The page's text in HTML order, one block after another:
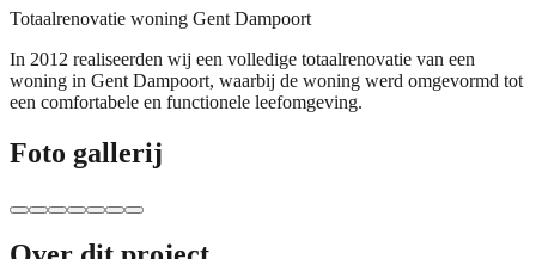
Totaalrenovatie woning Gent Dampoort
In 2012 realiseerden wij een volledige totaalrenovatie van een
woning in Gent Dampoort, waarbij de woning werd omgevormd tot
een comfortabele en functionele leefomgeving.
Foto gallerij